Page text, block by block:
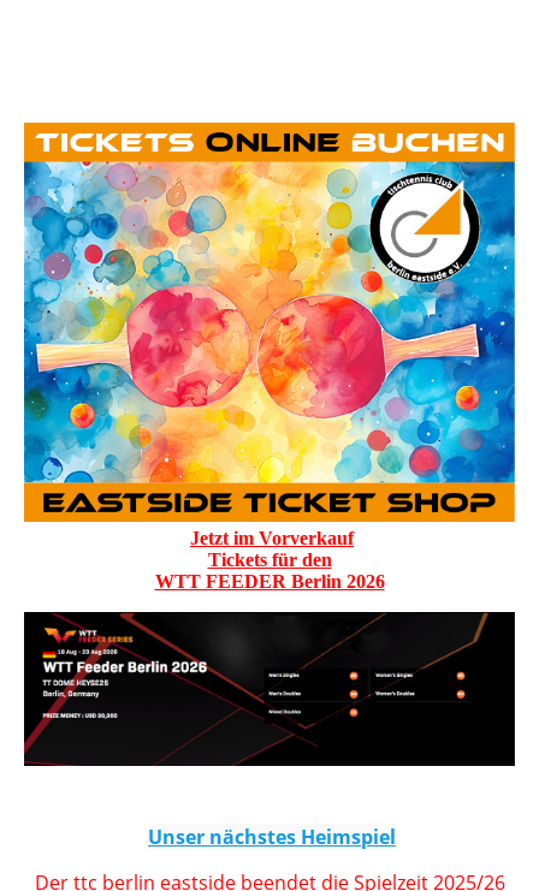
Jetzt im Vorverkauf
Tickets für den
WTT FEEDER Berlin 2026
Unser nächstes Heimspiel
Der ttc berlin eastside beendet die Spielzeit 2025/26